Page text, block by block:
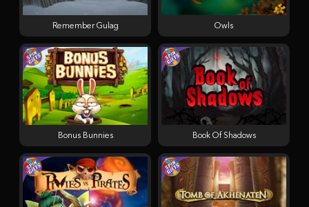
Book Of Shadows
Bonus Bunnies
Owls
Remember Gulag